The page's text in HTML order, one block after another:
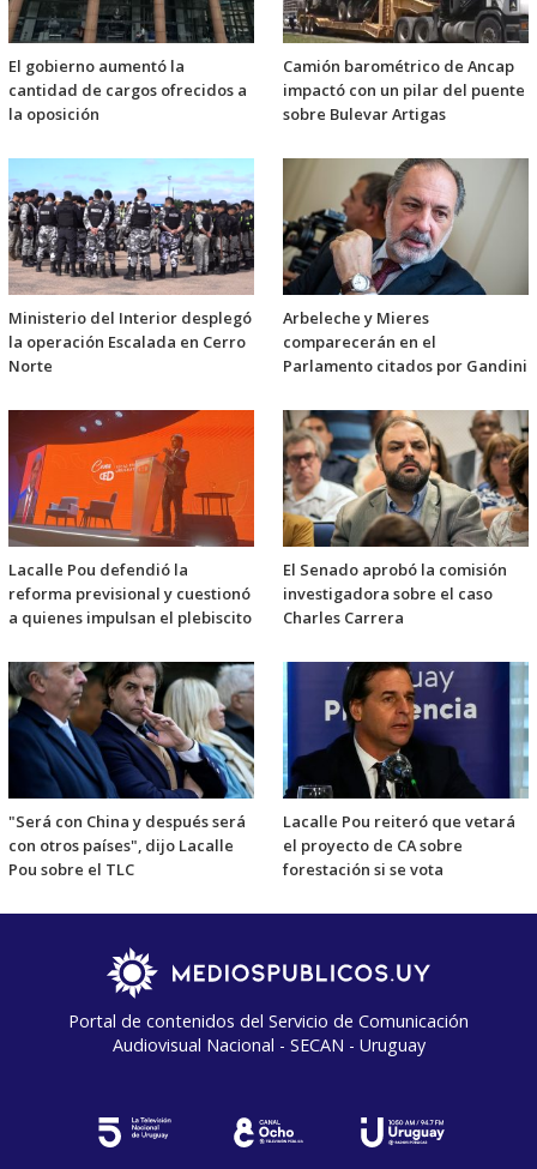
El gobierno aumentó la
cantidad de cargos ofrecidos a
la oposición
Camión barométrico de Ancap
impactó con un pilar del puente
sobre Bulevar Artigas
Ministerio del Interior desplegó
la operación Escalada en Cerro
Norte
Arbeleche y Mieres
comparecerán en el
Parlamento citados por Gandini
Lacalle Pou defendió la
reforma previsional y cuestionó
a quienes impulsan el plebiscito
El Senado aprobó la comisión
investigadora sobre el caso
Charles Carrera
"Será con China y después será
con otros países", dijo Lacalle
Pou sobre el TLC
Lacalle Pou reiteró que vetará
el proyecto de CA sobre
forestación si se vota
Portal de contenidos del Servicio de Comunicación
Audiovisual Nacional - SECAN - Uruguay